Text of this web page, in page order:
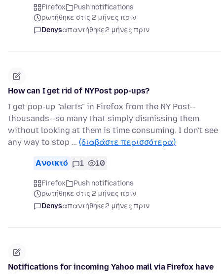
Firefox
Push notifications
ρωτήθηκε στις 2 μήνες πριν
Denysαπαντήθηκε2 μήνες πριν
How can I get rid of NYPost pop-ups?
I get pop-up "alerts" in Firefox from the NY Post--
thousands--so many that simply dismissing them
without looking at them is time consuming. I don't see
any way to stop … (διαβάστε περισσότερα)
Ανοικτό 1 10
Firefox
Push notifications
ρωτήθηκε στις 2 μήνες πριν
Denysαπαντήθηκε2 μήνες πριν
Notifications for incoming Yahoo mail via Firefox have